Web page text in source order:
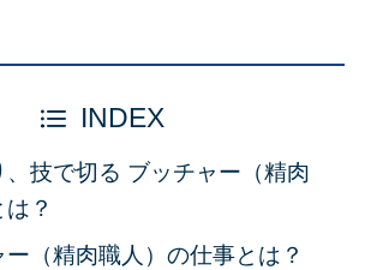
INDEX
、技で切る ブッチャー（精肉
？
ー（精肉職人）の仕事とは？